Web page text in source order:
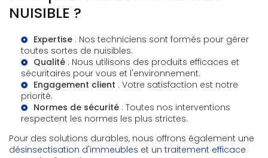
NUISIBLE ?
Expertise : Nos techniciens sont formés pour gérer
toutes sortes de nuisibles.
Qualité : Nous utilisons des produits efficaces et
sécuritaires pour vous et l'environnement.
Engagement client : Votre satisfaction est notre
priorité.
Normes de sécurité : Toutes nos interventions
respectent les normes les plus strictes.
Pour des solutions durables, nous offrons également une
désinsectisation d'immeubles et un traitement efficace